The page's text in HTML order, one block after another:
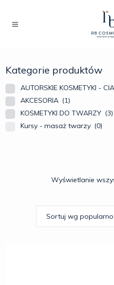
Kategorie produktów
AUTORSKIE KOSMETYKI -
AKCESORIA (1)
KOSMETYKI DO TWARZY (3)
Kursy - masaż twarzy (0)
Wyświetlanie
Sortuj wg